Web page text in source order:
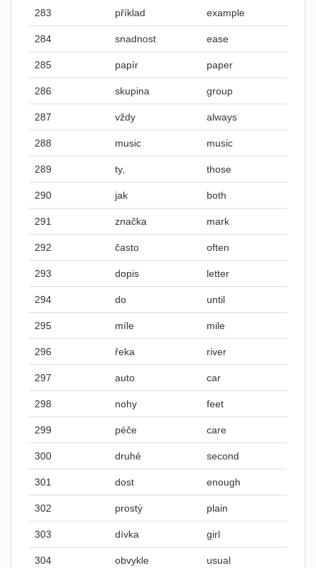
283 příklad example
284 snadnost ease
285 papír paper
286 skupina group
287 vždy always
288 music music
289 ty, those
290 jak both
291 značka mark
292 často often
293 dopis letter
294 do until
295 míle mile
296 řeka river
297 auto car
298 nohy feet
299 péče care
300 druhé second
301 dost enough
302 prostý plain
303 dívka girl
304 obvykle usual